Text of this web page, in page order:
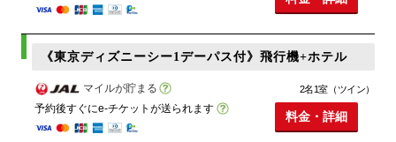
《東京ディズニーシー1デーパス付》飛行機+ホテル
マイルが貯まる
予約後すぐにe-チケットが送られます
2名1室（ツイン）
料金・詳細